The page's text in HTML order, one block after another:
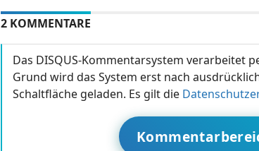
2 KOMMENTARE
Das DISQUS-Kommentarsystem verarbeitet
Grund wird das System erst nach
Schaltfläche geladen. Es gilt die